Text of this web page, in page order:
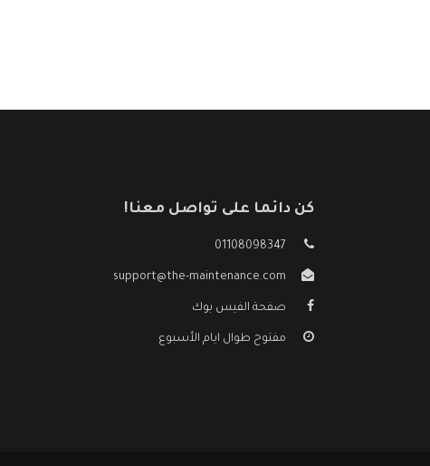
كن دائما على تواصل معنا!
01108098347
support@the-maintenance.com
صفحة الفيس بوك
مفتوح طوال ايام الأسبوع